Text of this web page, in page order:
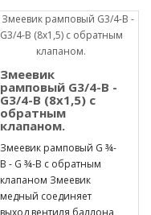
Змеевик
рамповый G3/4-B -
G3/4-B (8х1,5) с
обратным
клапаном.
Змеевик рамповый G ¾-
B - G ¾-B с обратным
клапаном Змеевик
медный соединяет
выход вентиля баллона